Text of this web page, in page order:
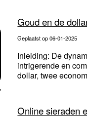
Goud en de
Geplaatst op 06-01-2025
Inleiding: De
intrigerende en
dollar, twee
Online sieraden